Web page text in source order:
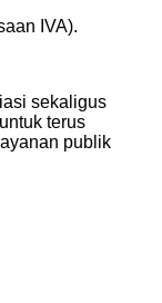
IVA).
sekaligus
terus
publik